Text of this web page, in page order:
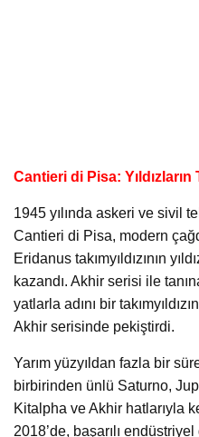
Cantieri di Pisa: Yıldızların
1945 yılında askeri ve sivil
Cantieri di Pisa, modern
Eridanus takımyıldızının
kazandı. Akhir serisi ile
yatlarla adını bir
Akhir serisinde pekiştirdi.
Yarım yüzyıldan fazla bir
birbirinden ünlü Saturno,
Kitalpha ve Akhir hatlarıyla
2018’de, başarılı